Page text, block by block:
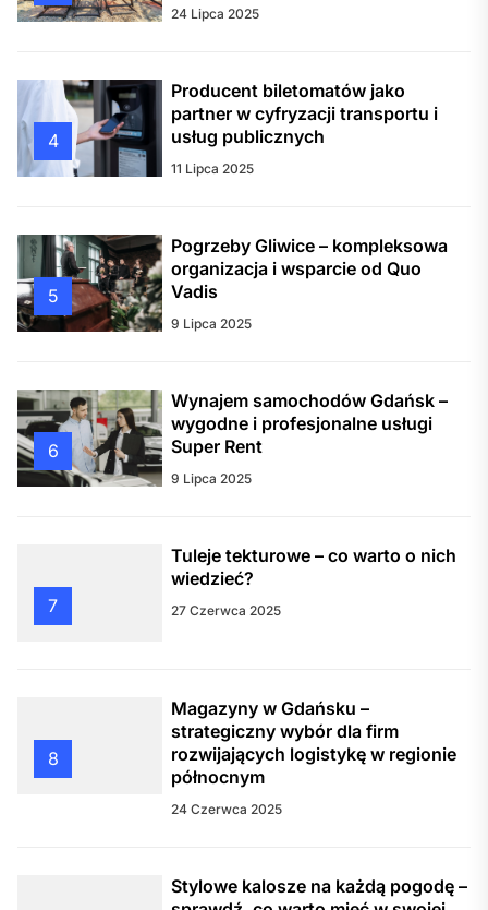
24 Lipca 2025
4
Producent biletomatów jako
partner w cyfryzacji transportu i
usług publicznych
11 Lipca 2025
5
Pogrzeby Gliwice – kompleksowa
organizacja i wsparcie od Quo
Vadis
9 Lipca 2025
6
Wynajem samochodów Gdańsk –
wygodne i profesjonalne usługi
Super Rent
9 Lipca 2025
7
Tuleje tekturowe – co warto o nich
wiedzieć?
27 Czerwca 2025
8
Magazyny w Gdańsku –
strategiczny wybór dla firm
rozwijających logistykę w regionie
północnym
24 Czerwca 2025
Stylowe kalosze na każdą pogodę –